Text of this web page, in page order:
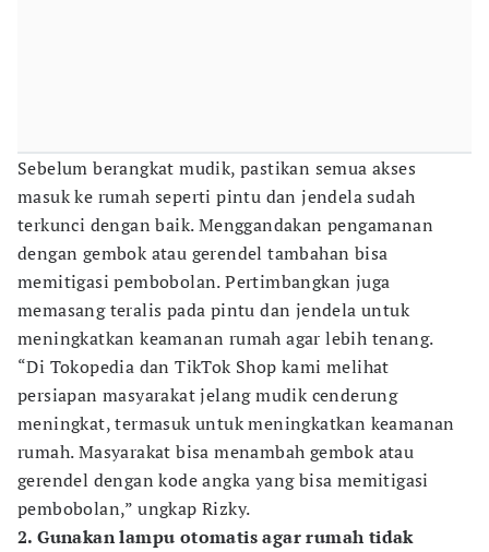
Sebelum berangkat mudik, pastikan semua akses
masuk ke rumah seperti pintu dan jendela sudah
terkunci dengan baik. Menggandakan pengamanan
dengan gembok atau gerendel tambahan bisa
memitigasi pembobolan. Pertimbangkan juga
memasang teralis pada pintu dan jendela untuk
meningkatkan keamanan rumah agar lebih tenang.
“Di Tokopedia dan TikTok Shop kami melihat
persiapan masyarakat jelang mudik cenderung
meningkat, termasuk untuk meningkatkan keamanan
rumah. Masyarakat bisa menambah gembok atau
gerendel dengan kode angka yang bisa memitigasi
pembobolan,” ungkap Rizky.
2. Gunakan lampu otomatis agar rumah tidak